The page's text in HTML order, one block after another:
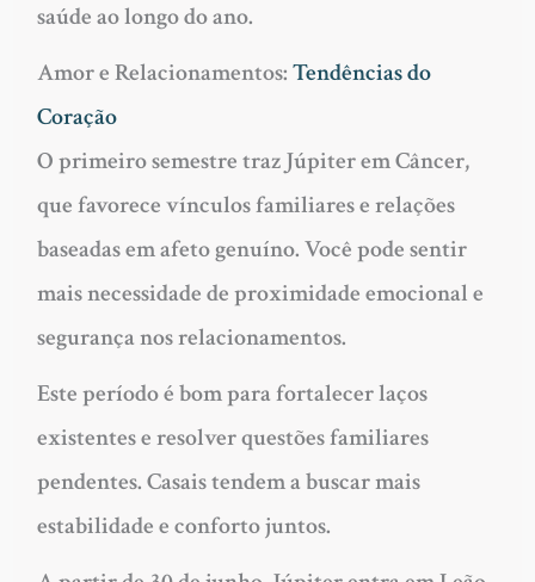
saúde ao longo do ano.
Amor e Relacionamentos:Tendências do
Coração
O primeiro semestre traz Júpiter em Câncer,
que favorece vínculos familiares e relações
baseadas em afeto genuíno. Você pode sentir
mais necessidade de proximidade emocional e
segurança nos relacionamentos.
Este período é bom para fortalecer laços
existentes e resolver questões familiares
pendentes. Casais tendem a buscar mais
estabilidade e conforto juntos.